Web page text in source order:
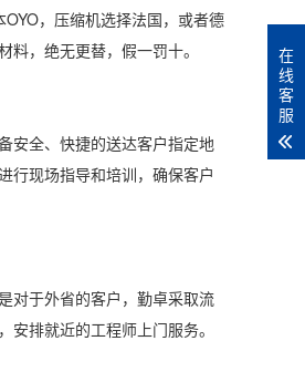
，压缩机选择法国，或者德
，绝无更替，假一罚十。
安全、快捷的送达客户指定地
行现场指导和培训，确保客户
对于外省的客户，勤卓采取流
排就近的工程师上门服务。
在
线
客
服